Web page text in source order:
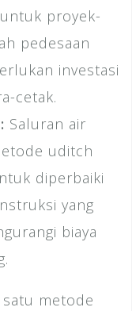
proyek-
pedesaan
investasi
cetak.
Saluran air
uditch
diperbaiki
yang
biaya
metode